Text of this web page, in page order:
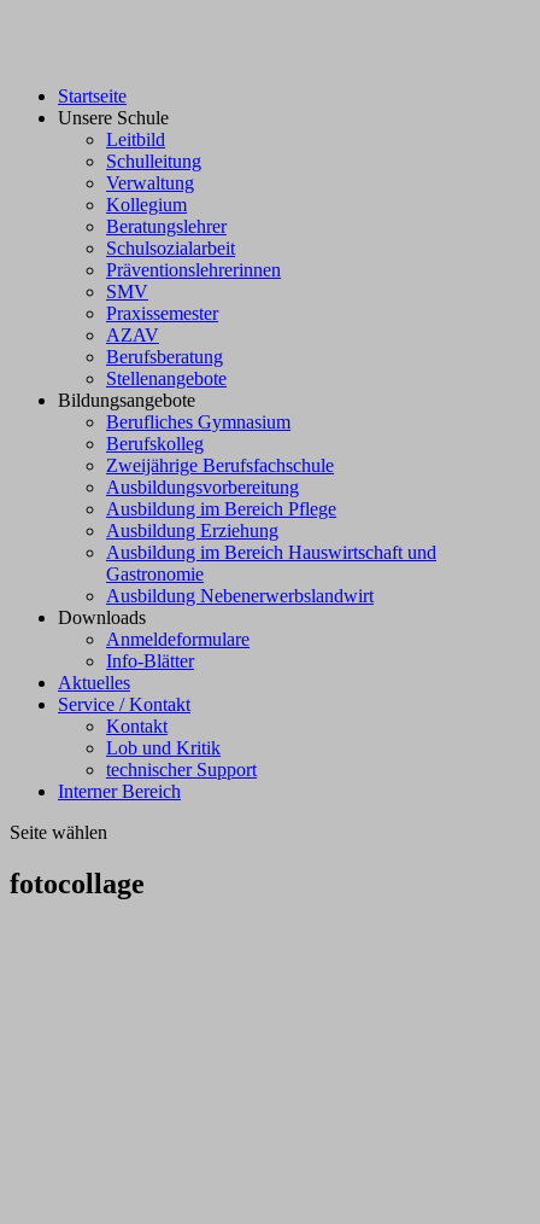
Startseite
Unsere Schule
Leitbild
Schulleitung
Verwaltung
Kollegium
Beratungslehrer
Schulsozialarbeit
Präventionslehrerinnen
SMV
Praxissemester
AZAV
Berufsberatung
Stellenangebote
Bildungsangebote
Berufliches Gymnasium
Berufskolleg
Zweijährige Berufsfachschule
Ausbildungsvorbereitung
Ausbildung im Bereich Pflege
Ausbildung Erziehung
Ausbildung im Bereich Hauswirtschaft und
Gastronomie
Ausbildung Nebenerwerbslandwirt
Downloads
Anmeldeformulare
Info-Blätter
Aktuelles
Service / Kontakt
Kontakt
Lob und Kritik
technischer Support
Interner Bereich
Seite wählen
fotocollage